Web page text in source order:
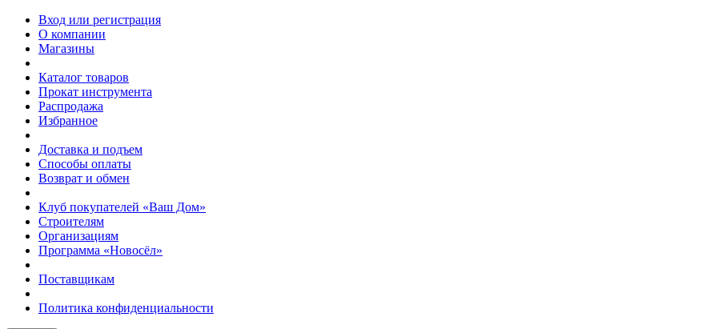
Вход или регистрация
О компании
Магазины
Каталог товаров
Прокат инструмента
Распродажа
Избранное
Доставка и подъем
Способы оплаты
Возврат и обмен
Клуб покупателей «Ваш Дом»
Строителям
Организациям
Программа «Новосёл»
Поставщикам
Политика конфиденциальности